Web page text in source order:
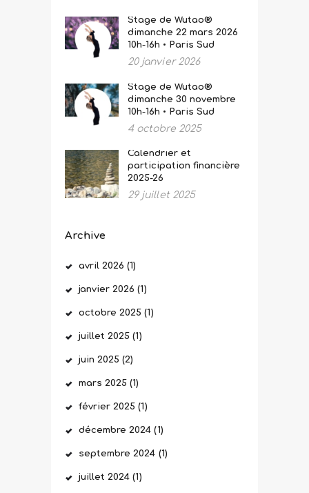
Stage de Wutao®
dimanche 22 mars 2026
10h-16h • Paris Sud
20 janvier 2026
Stage de Wutao®
dimanche 30 novembre
10h-16h • Paris Sud
4 octobre 2025
Calendrier et
participation financière
2025-26
29 juillet 2025
Archive
avril 2026 (1)
janvier2026 (1)
octobre2025 (1)
juillet2025 (1)
juin 2025 (2)
mars 2025 (1)
février2025 (1)
décembre2024 (1)
septembre2024 (1)
juillet2024 (1)